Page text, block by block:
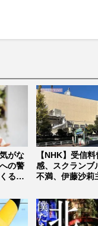
がな
の警
る前
【NHK】受信
感、スクランブ
不満、伊藤沙莉